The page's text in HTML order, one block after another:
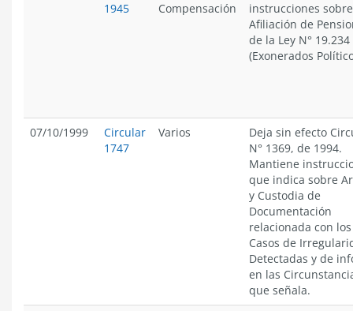
1945
Compensación
instrucciones sobre
Afiliación de
de la Ley N° 19.234
(Exonerados
07/10/1999
Circular
1747
Varios
Deja sin efecto
N° 1369, de 1994.
Mantiene
que indica sobre
y Custodia de
Documentación
relacionada con los
Casos de
Detectadas y de
en las
que señala.